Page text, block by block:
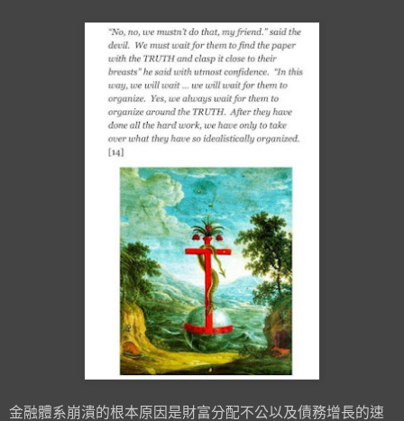
金融體系崩潰的根本原因是財富分配不公以及債務增長的速